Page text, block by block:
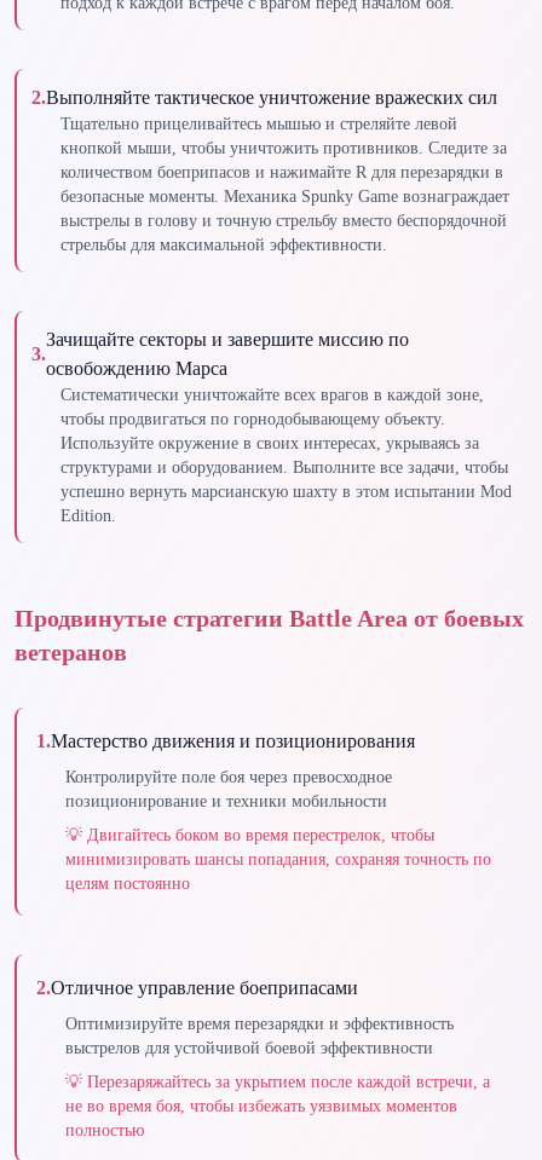
2.Выполняйте тактическое уничтожение вражеских сил
Тщательно прицеливайтесь мышью и стреляйте левой
кнопкой мыши, чтобы уничтожить противников. Следите за
количеством боеприпасов и нажимайте R для перезарядки в
безопасные моменты. Механика Spunky Game вознаграждает
выстрелы в голову и точную стрельбу вместо беспорядочной
стрельбы для максимальной эффективности.
3.
Зачищайте секторы и завершите миссию по
освобождению Марса
Систематически уничтожайте всех врагов в каждой зоне,
чтобы продвигаться по горнодобывающему объекту.
Используйте окружение в своих интересах, укрываясь за
структурами и оборудованием. Выполните все задачи, чтобы
успешно вернуть марсианскую шахту в этом испытании Mod
Edition.
Продвинутые стратегии Battle Area от боевых
ветеранов
1.Мастерство движения и позиционирования
Контролируйте поле боя через превосходное
позиционирование и техники мобильности
💡 Двигайтесь боком во время перестрелок, чтобы
минимизировать шансы попадания, сохраняя точность по
целям постоянно
2.Отличное управление боеприпасами
Оптимизируйте время перезарядки и эффективность
выстрелов для устойчивой боевой эффективности
💡 Перезаряжайтесь за укрытием после каждой встречи, а
не во время боя, чтобы избежать уязвимых моментов
полностью